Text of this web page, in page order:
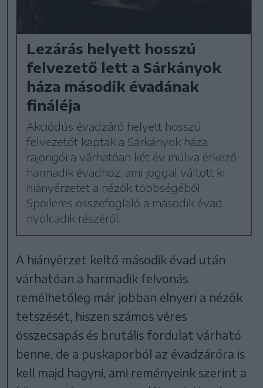
Lezárás helyett hosszú
felvezető lett a Sárkányok
háza második évadának
fináléja
Akciódús évadzáró helyett hosszú
felvezetőt kaptak a Sárkányok háza
rajongói a várhatóan két év múlva érkező
harmadik évadhoz, ami joggal váltott ki
hiányérzetet a nézők többségéből.
Spoileres összefoglaló a második évad
nyolcadik részéről.
A hiányérzet keltő második évad után
várhatóan a harmadik felvonás
remélhetőleg már jobban elnyeri a nézők
tetszését, hiszen számos véres
összecsapás és brutális fordulat várható
benne, de a puskaporból az évadzáróra is
kell majd hagyni, ami reményeink szerint a